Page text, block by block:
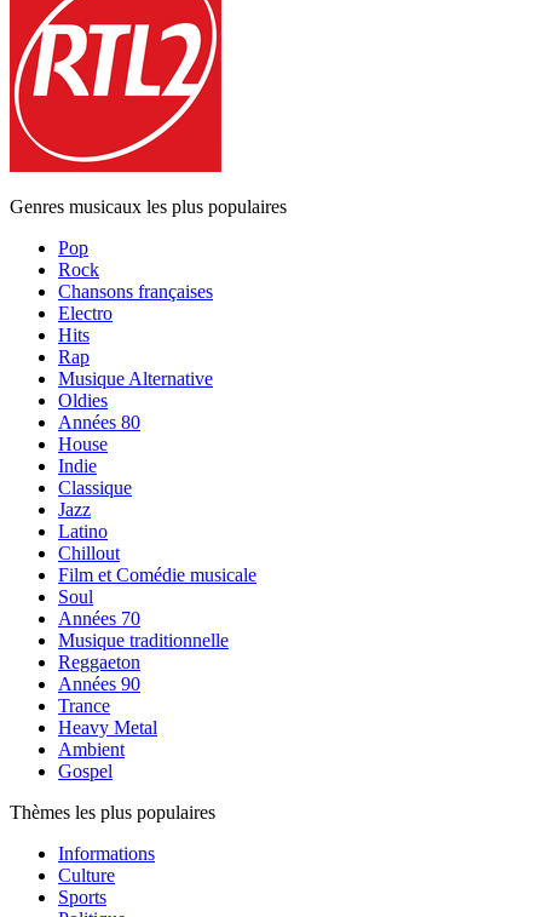
Genres musicaux les plus populaires
Pop
Rock
Chansons françaises
Electro
Hits
Rap
Musique Alternative
Oldies
Années 80
House
Indie
Classique
Jazz
Latino
Chillout
Film et Comédie musicale
Soul
Années 70
Musique traditionnelle
Reggaeton
Années 90
Trance
Heavy Metal
Ambient
Gospel
Thèmes les plus populaires
Informations
Culture
Sports